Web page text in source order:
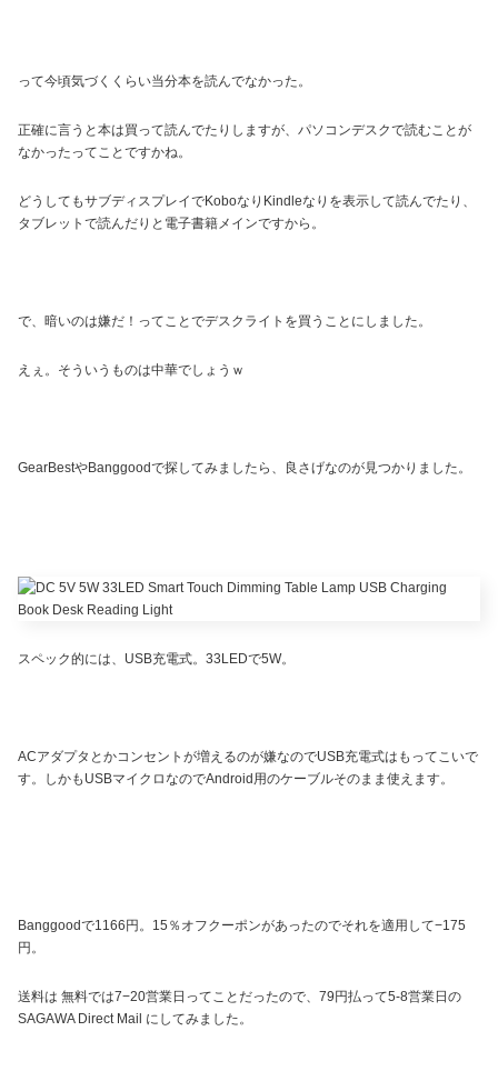
って今頃気づくくらい当分本を読んでなかった。
正確に言うと本は買って読んでたりしますが、パソコンデスクで読むことが
なかったってことですかね。
どうしてもサブディスプレイでKoboなりKindleなりを表示して読んでたり、
タブレットで読んだりと電子書籍メインですから。
で、暗いのは嫌だ！ってことでデスクライトを買うことにしました。
えぇ。そういうものは中華でしょうｗ
GearBestやBanggoodで探してみましたら、良さげなのが見つかりました。
スペック的には、USB充電式。33LEDで5W。
ACアダプタとかコンセントが増えるのが嫌なのでUSB充電式はもってこいで
す。しかもUSBマイクロなのでAndroid用のケーブルそのまま使えます。
Banggoodで1166円。15％オフクーポンがあったのでそれを適用して−175
円。
送料は 無料では7−20営業日ってことだったので、79円払って5-8営業日の
SAGAWA Direct Mail にしてみました。